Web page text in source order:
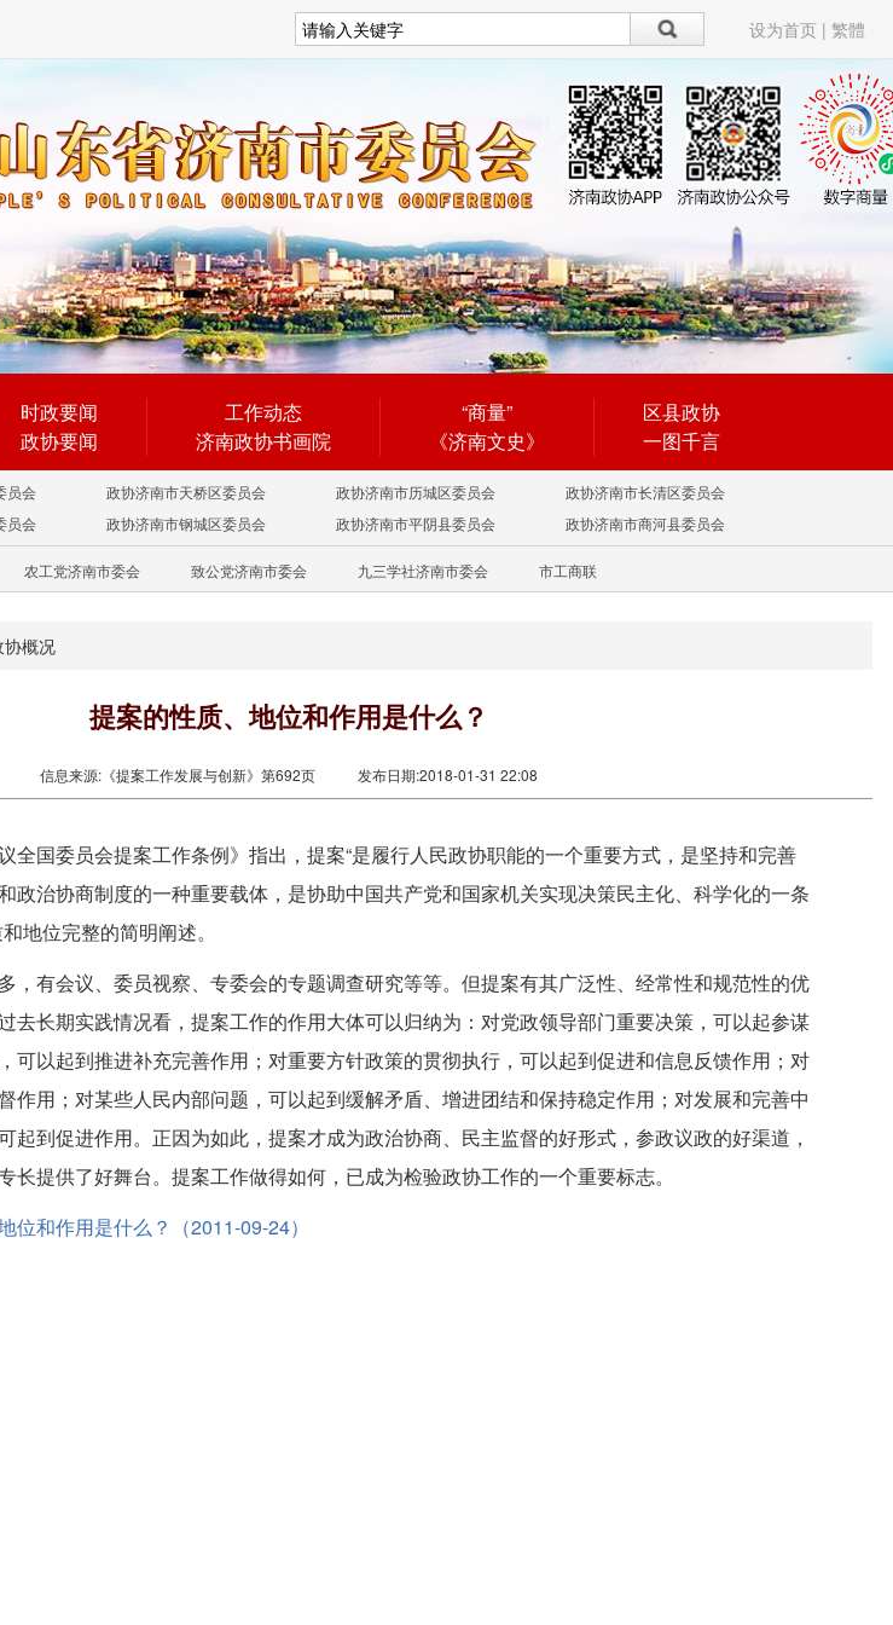
设为首页 | 繁體
时政要闻
政协要闻
工作动态
济南政协书画院
“商量”
《济南文史》
区县政协
一图千言
员会 政协济南市天桥区委员会 政协济南市历城区委员会
政协济南市长清区委员会
员会 政协济南市钢城区委员会 政协济南市平阴县委员会 政协济南市商河县委员会
农工党济南市委会 致公党济南市委会 九三学社济南市委会 市工商联
协概况
提案的性质、地位和作用是什么？
信息来源:《提案工作发展与创新》第692页 发布日期:2018-01-31 22:08
全国委员会提案工作条例》指出，提案“是履行人民政协职能的一个重要方式，是坚持和完善
政治协商制度的一种重要载体，是协助中国共产党和国家机关实现决策民主化、科学化的一条
地位完整的简明阐述。
，有会议、委员视察、专委会的专题调查研究等等。但提案有其广泛性、经常性和规范性的优
去长期实践情况看，提案工作的作用大体可以归纳为：对党政领导部门重要决策，可以起参谋
可以起到推进补充完善作用；对重要方针政策的贯彻执行，可以起到促进和信息反馈作用；对
作用；对某些人民内部问题，可以起到缓解矛盾、增进团结和保持稳定作用；对发展和完善中
起到促进作用。正因为如此，提案才成为政治协商、民主监督的好形式，参政议政的好渠道，
长提供了好舞台。提案工作做得如何，已成为检验政协工作的一个重要标志。
位和作用是什么？（2011-09-24）